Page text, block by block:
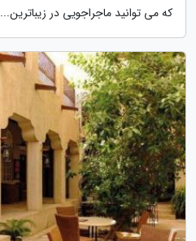
که می توانید ماجراجویی در زیباترین...